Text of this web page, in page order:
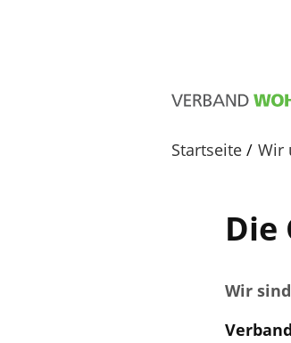
Startseite Wir
Die
Wir